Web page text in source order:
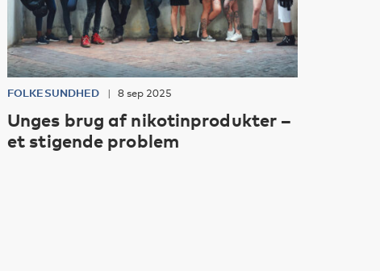
FOLKESUNDHED 8 sep 2025
Unges brug af nikotinprodukter –
et stigende problem